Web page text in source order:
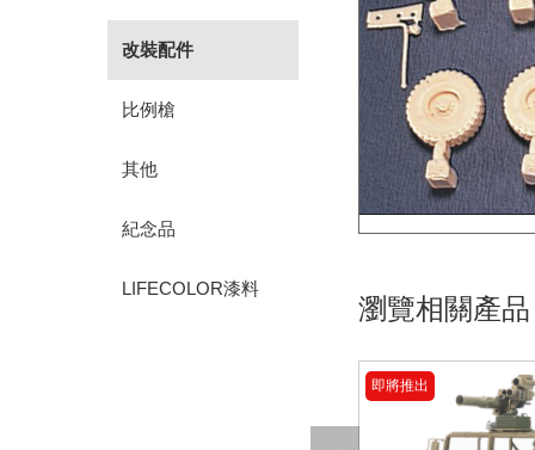
改裝配件
比例槍
其他
紀念品
LIFECOLOR漆料
瀏覽相關產品
即將推出